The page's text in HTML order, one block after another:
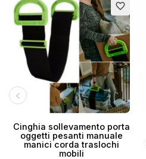
favorite_border
Cinghia sollevamento porta
oggetti pesanti manuale
manici corda traslochi
mobili